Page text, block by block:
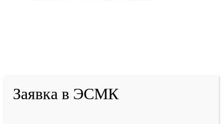
Заявка в ЭСМК